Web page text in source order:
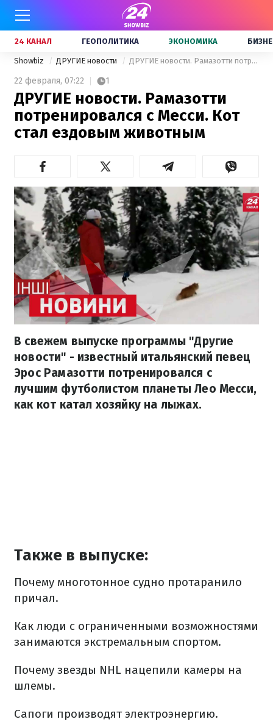
24 КАНАЛ ГЕОПОЛИТИКА ЭКОНОМИКА
Showbiz ДРУГИЕ новости ДРУГИЕ новости. Рамазотти потренировался с Месси. Кот стал ездовым животным
22 февраля, 07:22 1
ДРУГИЕ новости. Рамазотти
потренировался с Месси. Кот
стал ездовым животным
В свежем выпуске программы "Другие
новости" - известный итальянский певец
Эрос Рамазотти потренировался с
лучшим футболистом планеты Лео Месси,
как кот катал хозяйку на лыжах.
Также в выпуске:
Почему многотонное судно протаранило
причал.
Как люди с ограниченными возможностями
занимаются экстремальным спортом.
Почему звезды NHL нацепили камеры на
шлемы.
Сапоги производят электроэнергию.